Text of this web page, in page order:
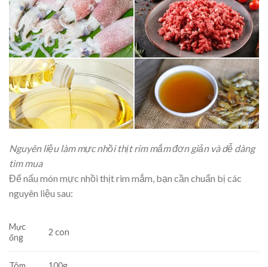
Nguyên liệu làm mực nhồi thịt rim mắm đơn giản và dễ dàng
tìm mua
Để nấu món mực nhồi thịt rim mắm, bạn cần chuẩn bị các
nguyên liệu sau:
Mực
ống
2 con